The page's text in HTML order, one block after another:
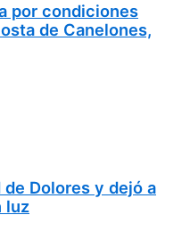
por condiciones
de Canelones,
Dolores y dejó a
luz